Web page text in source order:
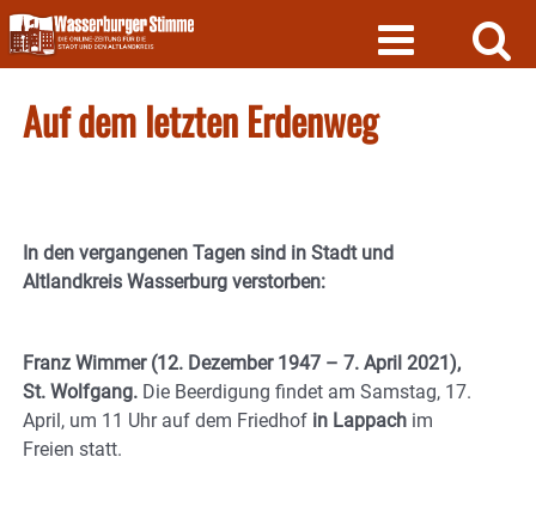
Skip
to
content
Auf dem letzten Erdenweg
In den vergangenen Tagen sind in Stadt und
Altlandkreis Wasserburg verstorben:
Franz Wimmer (12. Dezember 1947 – 7. April 2021),
St. Wolfgang. Die Beerdigung findet am Samstag, 17.
April, um 11 Uhr auf dem Friedhof in Lappach im
Freien statt.